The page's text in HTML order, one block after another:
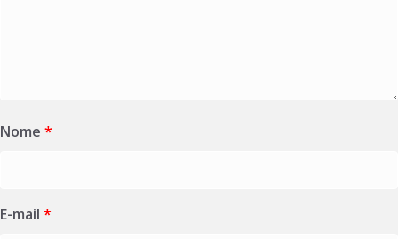
Nome *
E-mail *